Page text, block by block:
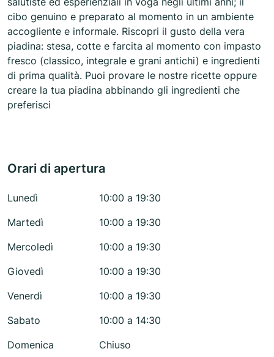
cibo genuino e preparato al momento in un ambiente
accogliente e informale. Riscopri il gusto della vera
piadina: stesa, cotte e farcita al momento con impasto
fresco (classico, integrale e grani antichi) e ingredienti
di prima qualità. Puoi provare le nostre ricette oppure
creare la tua piadina abbinando gli ingredienti che
preferisci
Orari di apertura
Lunedì
10:00 a 19:30
Martedì
10:00 a 19:30
Mercoledì
10:00 a 19:30
Giovedì
10:00 a 19:30
Venerdì
10:00 a 19:30
Sabato
10:00 a 14:30
Domenica
Chiuso